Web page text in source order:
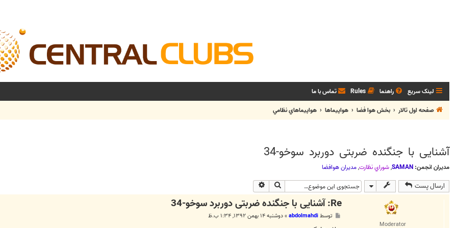
لینک سریع راهنما Rules تماس با ما
صفحه اول تالار
بخش هوا فضا هواپيماها هواپيماهاي نظامي
آشنایی با جنگنده ضربتی دوربرد سوخو-34
مدیران انجمن: SAMAN
,شوراي نظارت,مديران هوافضا
ارسال پست جستجو
Moderator
Re: آشنایی با جنگنده ضربتی دوربرد سوخو-34
توسطabdolmahdi
»دوشنبه ۱۴ بهمن ۱۳۹۲, ۱:۳۴ ب.ظ